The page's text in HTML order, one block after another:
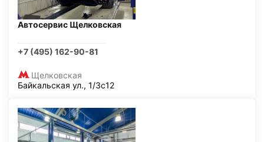
Автосервис Щелковская
+7 (495) 162-90-81
Щелковская
Байкальская ул., 1/3с12